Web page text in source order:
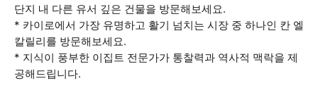
단지 내 다른 유서 깊은 건물을 방문해보세요.
* 카이로에서 가장 유명하고 활기 넘치는 시장 중 하나인 칸 엘
칼릴리를 방문해보세요.
* 지식이 풍부한 이집트 전문가가 통찰력과 역사적 맥락을 제
공해드립니다.